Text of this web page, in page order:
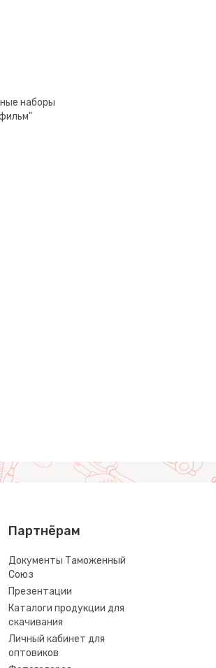
наборы
Партнёрам
Документы Таможенный
Союз
Презентации
Каталоги продукции для
скачивания
Личный кабинет для
оптовиков